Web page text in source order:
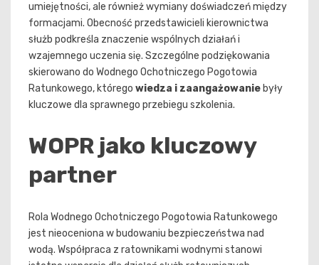
umiejętności, ale również wymiany doświadczeń między
formacjami. Obecność przedstawicieli kierownictwa
służb podkreśla znaczenie wspólnych działań i
wzajemnego uczenia się. Szczególne podziękowania
skierowano do Wodnego Ochotniczego Pogotowia
Ratunkowego, którego wiedza i zaangażowanie były
kluczowe dla sprawnego przebiegu szkolenia.
WOPR jako kluczowy
partner
Rola Wodnego Ochotniczego Pogotowia Ratunkowego
jest nieoceniona w budowaniu bezpieczeństwa nad
wodą. Współpraca z ratownikami wodnymi stanowi